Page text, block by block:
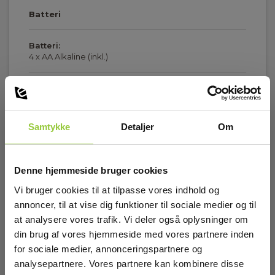
Samtykke Detaljer Om
Denne hjemmeside bruger cookies
Vi bruger cookies til at tilpasse vores indhold og
annoncer, til at vise dig funktioner til sociale medier og til
at analysere vores trafik. Vi deler også oplysninger om
din brug af vores hjemmeside med vores partnere inden
for sociale medier, annonceringspartnere og
analysepartnere. Vores partnere kan kombinere disse
Batteri
Batteri:
4 x AA Alkaline (inkl.)
Display :
Monocrom OLED
Kapslingsklasse (IP):
40
Alarm:
Programmerbar for Z og A
Download
Datasheet
Elma_Datasheet_CA_CA6418__EN.pdf